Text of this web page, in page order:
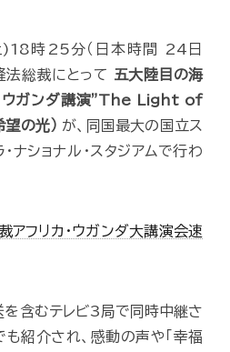
時25分（日本時間 24日
法総裁にとって
五大陸目の海
ウガンダ講演”The Light of
の光） が、同国最大の国立ス
ナショナル・スタジアムで行わ
フリカ・ウガンダ大講演会速
を含むテレビ3局で同時中継さ
紹介され、感動の声や「幸福